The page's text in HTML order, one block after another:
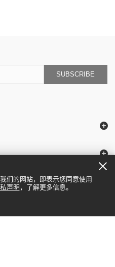
SUBSCRIBE
们的网站，即表示您同意使用
声明 ，了解更多信息。